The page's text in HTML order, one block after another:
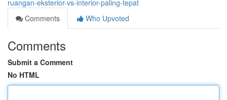
ruangan-eksterior-vs-interior-paling-tepat
Comments
Who Upvoted
Comments
Submit a Comment
No HTML